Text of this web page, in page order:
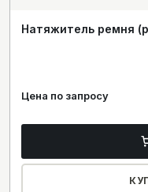
Натяжитель ремня
Цена по запросу